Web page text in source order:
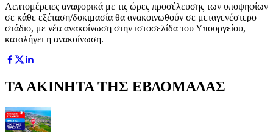
Λεπτομέρειες αναφορικά με τις ώρες προσέλευσης των υποψηφίων
σε κάθε εξέταση/δοκιμασία θα ανακοινωθούν σε μεταγενέστερο
στάδιο, με νέα ανακοίνωση στην ιστοσελίδα του Υπουργείου,
καταλήγει η ανακοίνωση.
ΤΑ ΑΚΙΝΗΤΑ ΤΗΣ ΕΒΔΟΜΑΔΑΣ